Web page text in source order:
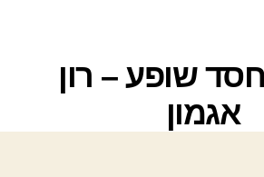
– חסד שופע – רון
אגמון